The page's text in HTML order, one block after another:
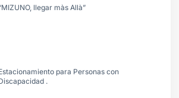
llegar màs Allà”
para Personas con
.